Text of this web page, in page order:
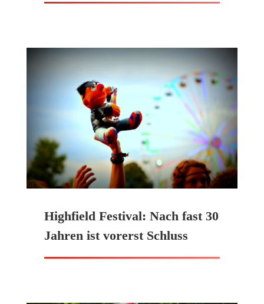
Highfield Festival: Nach fast 30
Jahren ist vorerst Schluss